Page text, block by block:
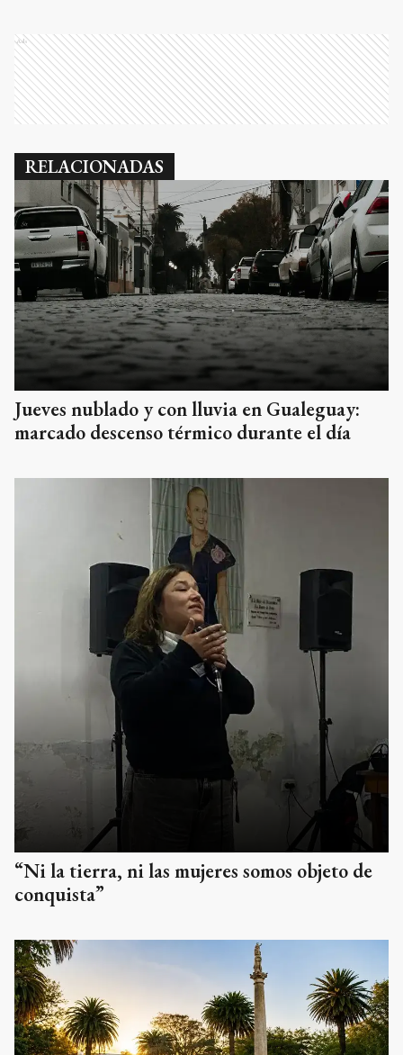
Ads
RELACIONADAS
Jueves nublado y con lluvia en Gualeguay:
marcado descenso térmico durante el día
“Ni la tierra, ni las mujeres somos objeto de
conquista”